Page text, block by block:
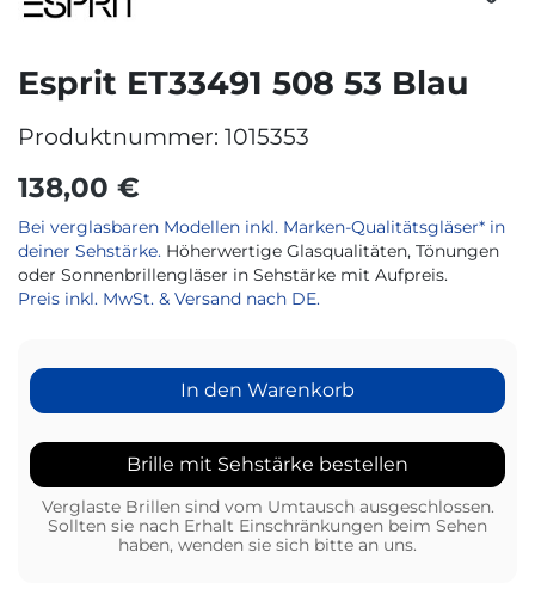
Esprit ET33491 508 53 Blau
Produktnummer: 1015353
138,00 €
Bei verglasbaren Modellen inkl. Marken-Qualitätsgläser* in
deiner Sehstärke. Höherwertige Glasqualitäten, Tönungen
oder Sonnenbrillengläser in Sehstärke mit Aufpreis.
Preis inkl. MwSt. & Versand nach DE.
In den Warenkorb
Brille mit Sehstärke bestellen
Verglaste Brillen sind vom Umtausch ausgeschlossen.
Sollten sie nach Erhalt Einschränkungen beim Sehen
haben, wenden sie sich bitte an uns.